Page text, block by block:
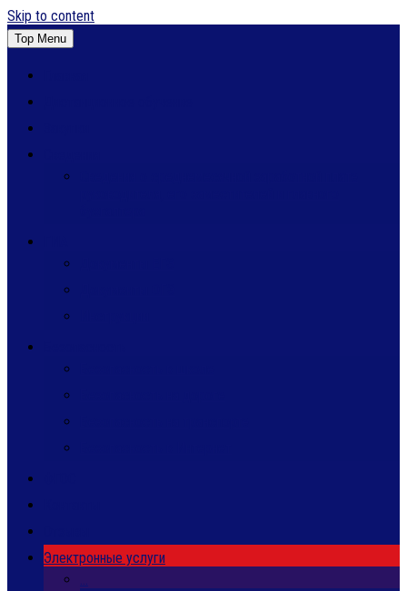
Skip to content
Top Menu
Электронные услуги
…